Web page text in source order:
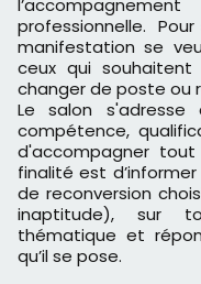
professionnelle.
manifestation se
ceux qui
changer de poste ou
Le salon
compétence,
d'accompagner
finalité est
de reconversion
inaptitude), sur
thématique et
qu’il se pose.